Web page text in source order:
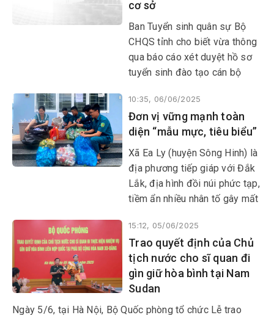
cơ sở
Ban Tuyển sinh quân sự Bộ
CHQS tỉnh cho biết vừa thông
qua báo cáo xét duyệt hồ sơ
tuyển sinh đào tạo cán bộ
2025.
10:35, 06/06/2025
Đơn vị vững mạnh toàn
diện “mẫu mực, tiêu biểu”
Xã Ea Ly (huyện Sông Hinh) là
địa phương tiếp giáp với Đắk
Lắk, địa hình đồi núi phức tạp,
tiềm ẩn nhiều nhân tố gây mất
túy, trộm cắp, cướp giật tài
sản… trực tiếp tác động đến
nhiệm vụ quốc phòng, quân sự
địa phương. Tuy nhiên, với sự
nỗ lực vượt bậc, nhiệm vụ
quốc phòng, quân sự địa
15:12, 05/06/2025
Trao quyết định của Chủ
tịch nước cho sĩ quan đi
gìn giữ hòa bình tại Nam
Sudan
Ngày 5/6, tại Hà Nội, Bộ Quốc phòng tổ chức Lễ trao